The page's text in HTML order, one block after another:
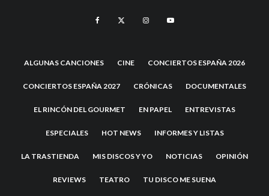
ALGUNAS CANCIONES CINE CONCIERTOS ESPAÑA 2026
CONCIERTOS ESPAÑA 2027 CRÓNICAS DOCUMENTALES
EL RINCÓN DEL GOURMET EN PAPEL ENTREVISTAS
ESPECIALES HOT NEWS INFORMES Y LISTAS
LA TRASTIENDA MIS DISCOS Y YO NOTICIAS OPINIÓN
REVIEWS TEATRO TU DISCO ME SUENA